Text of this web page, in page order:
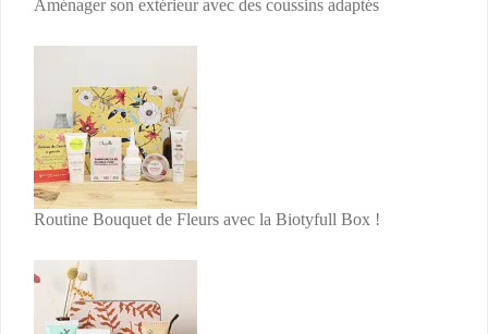
Aménager son extérieur avec des coussins adaptés
Routine Bouquet de Fleurs avec la Biotyfull Box !